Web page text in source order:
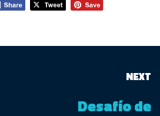
NEXT
Desafío de